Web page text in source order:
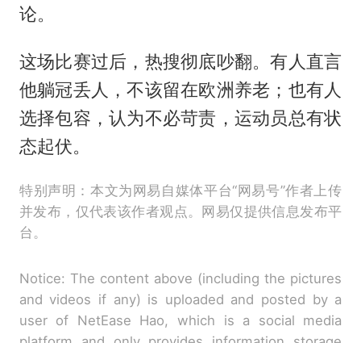
论。
这场比赛过后，热搜彻底吵翻。有人直言
他躺冠丢人，不该留在欧洲养老；也有人
选择包容，认为不必苛责，运动员总有状
态起伏。
特别声明：本文为网易自媒体平台“网易号”作者上传
并发布，仅代表该作者观点。网易仅提供信息发布平
台。
Notice: The content above (including the pictures
and videos if any) is uploaded and posted by a
user of NetEase Hao, which is a social media